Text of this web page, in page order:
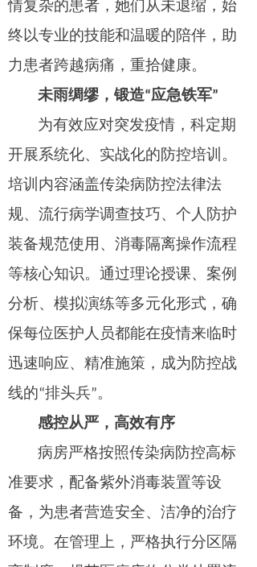
情复杂的患者，她们从未退缩，始
终以专业的技能和温暖的陪伴，助
力患者跨越病痛，重拾健康。
未雨绸缪，锻造“应急铁军”
为有效应对突发疫情，科定期
开展系统化、实战化的防控培训。
培训内容涵盖传染病防控法律法
规、流行病学调查技巧、个人防护
装备规范使用、消毒隔离操作流程
等核心知识。通过理论授课、案例
分析、模拟演练等多元化形式，确
保每位医护人员都能在疫情来临时
迅速响应、精准施策，成为防控战
线的“排头兵”。
感控从严，高效有序
病房严格按照传染病防控高标
准要求，配备紫外消毒装置等设
备，为患者营造安全、洁净的治疗
环境。在管理上，严格执行分区隔